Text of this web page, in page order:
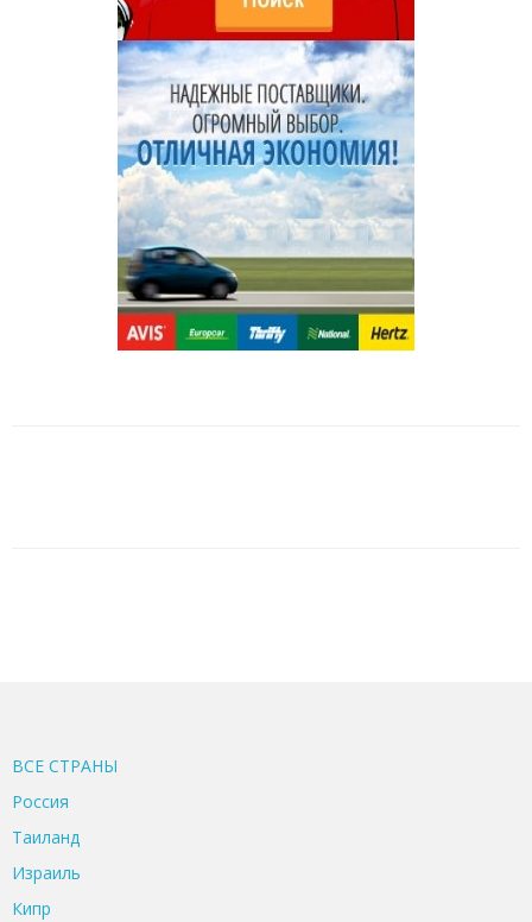
ВСЕ CТРАНЫ
Россия
Таиланд
Израиль
Кипр